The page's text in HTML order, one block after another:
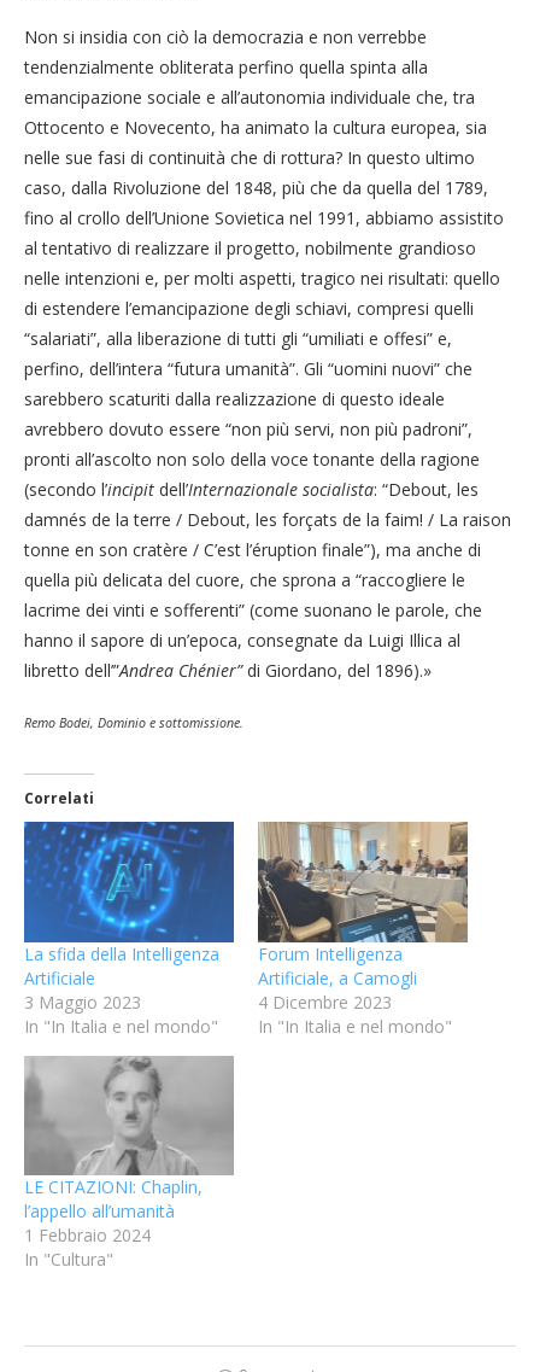
Non si insidia con ciò la democrazia e non verrebbe
tendenzialmente obliterata perfino quella spinta alla
emancipazione sociale e all’autonomia individuale che, tra
Ottocento e Novecento, ha animato la cultura europea, sia
nelle sue fasi di continuità che di rottura? In questo ultimo
caso, dalla Rivoluzione del 1848, più che da quella del 1789,
fino al crollo dell’Unione Sovietica nel 1991, abbiamo assistito
al tentativo di realizzare il progetto, nobilmente grandioso
nelle intenzioni e, per molti aspetti, tragico nei risultati: quello
di estendere l’emancipazione degli schiavi, compresi quelli
“salariati”, alla liberazione di tutti gli “umiliati e offesi” e,
perfino, dell’intera “futura umanità”. Gli “uomini nuovi” che
sarebbero scaturiti dalla realizzazione di questo ideale
avrebbero dovuto essere “non più servi, non più padroni”,
pronti all’ascolto non solo della voce tonante della ragione
(secondo l’incipit dell’Internazionale socialista: “Debout, les
damnés de la terre / Debout, les forçats de la faim! / La raison
tonne en son cratère / C’est l’éruption finale”), ma anche di
quella più delicata del cuore, che sprona a “raccogliere le
lacrime dei vinti e sofferenti” (come suonano le parole, che
hanno il sapore di un’epoca, consegnate da Luigi Illica al
libretto dell’”Andrea Chénier”di Giordano, del 1896).»
Remo Bodei, Dominio e sottomissione.
Correlati
La sfida della Intelligenza
Artificiale
3 Maggio 2023
In "In Italia e nel mondo"
Forum Intelligenza
Artificiale, a Camogli
4 Dicembre 2023
In "In Italia e nel mondo"
LE CITAZIONI: Chaplin,
l’appello all’umanità
1 Febbraio 2024
In "Cultura"